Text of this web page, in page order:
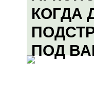
КОГДА
ПОД